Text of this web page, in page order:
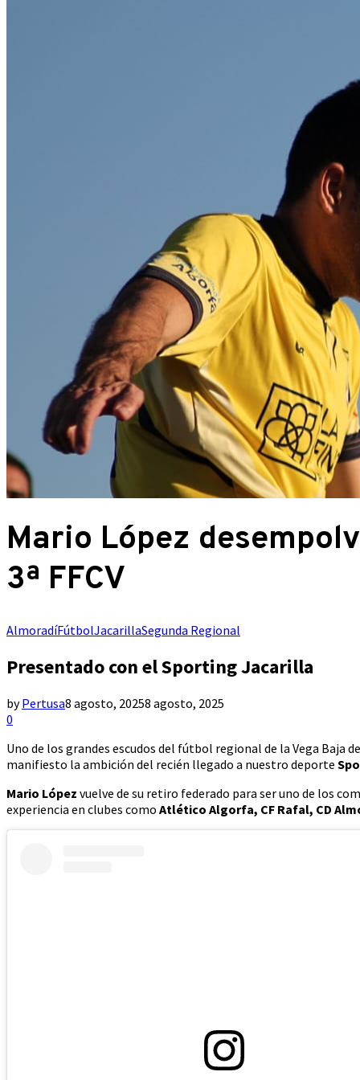
Mario López
3ª FFCV
AlmoradíFútbolJacarillaSegunda Regional
Presentado con el Sporting Jacarilla
byPertusa8 agosto, 20258 agosto, 2025
0
Uno de los grandes escudos del fútbol regional de la Vega Baja
manifiesto la ambición del recién llegado a nuestro deporte
Mario López vuelve de su retiro federado para ser uno de los
experiencia en clubes como Atlético Algorfa, CF Rafal, CD